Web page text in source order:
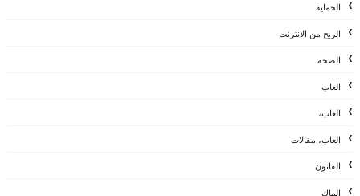
الحماية
الربح من الانترنت
الصحة
العاب
العاب،
العاب، مقالات
القانون
الماك